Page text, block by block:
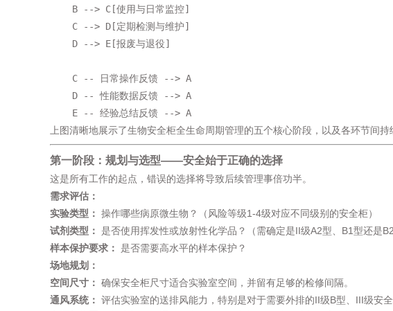
    B --> C[使用与日常监控]
    C --> D[定期检测与维护]
    D --> E[报废与退役]
    C -- 日常操作反馈 --> A
    D -- 性能数据反馈 --> A
    E -- 经验总结反馈 --> A
上图清晰地展示了生物安全柜全生命周期管理的五个核心阶段，以及各环节间持
第一阶段：规划与选型——安全始于正确的选择
这是所有工作的起点，错误的选择将导致后续管理事倍功半。
需求评估：
实验类型： ​ 操作哪些病原微生物？（风险等级1-4级对应不同级别的安全柜）
试剂类型：
是否使用挥发性或放射性化学品？（需确定是II级A2型、B1型还是B2
样本保护要求：
​ 是否需要高水平的样本保护？
场地规划：
空间尺寸： ​ 确保安全柜尺寸适合实验室空间，并留有足够的检修间隔。
通风系统：
评估实验室的送排风能力，特别是对于需要外排的II级B型、III级安全